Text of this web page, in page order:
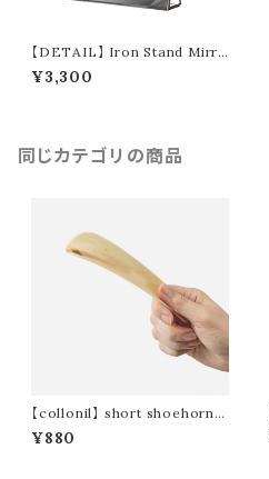
【DETAIL】 Iron Stand Mirro
r “Large”
¥3,300
同じカテゴリの商品
【collonil】 short shoehorn /
ショート シューホーン
¥880